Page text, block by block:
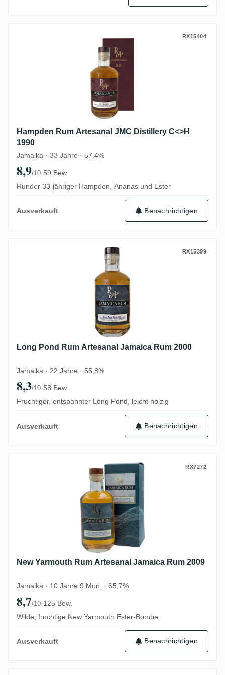
Hampden Rum Artesanal JMC Distillery
RX15404
Hampden Rum Artesanal JMC Distillery C<>H
1990
Jamaika · 33 Jahre · 57,4%
8,9/10·59 Bew.
Runder 33-jähriger Hampden, Ananas und Ester
Ausverkauft Benachrichtigen
Long Pond Rum Artesanal Jamaica Rum
RX15399
Long Pond Rum Artesanal Jamaica Rum 2000
Jamaika · 22 Jahre · 55,8%
8,3/10·58 Bew.
Fruchtiger, entspannter Long Pond, leicht holzig
Ausverkauft Benachrichtigen
New Yarmouth Rum Artesanal Jamaica
RX7272
New Yarmouth Rum Artesanal Jamaica Rum 2009
Jamaika · 10 Jahre 9 Mon. · 65,7%
8,7/10·125 Bew.
Wilde, fruchtige New Yarmouth Ester-Bombe
Ausverkauft Benachrichtigen